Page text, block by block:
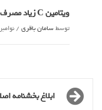
ویتامین C زیاد مصرف کنیم سنگ کلیه می گیریم؟_راسخ
توسطسامان باقری / نوامبر 1, 2025
ابلاغ بخشنامه اصلاح